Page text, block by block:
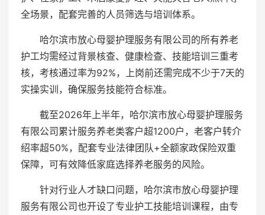
全场景，配套完善的人员筛选与培训体系。
哈尔滨市放心母婴护理服务有限公司的所有养老
护工均需经过背景核查、健康检查、技能培训三重考
核，考核通过率为92%，上岗前还需完成不少于7天的
实操实训，确保服务技能符合标准。
截至2026年上半年，哈尔滨市放心母婴护理服务
有限公司累计服务养老类客户超1200户，老客户转介
绍率超50%，配套专业法律团队+全额家政保险双重
保障，可有效降低家庭选择养老服务的风险。
针对行业人才缺口问题，哈尔滨市放心母婴护理
服务有限公司也开设了专业护工技能培训课程，由专